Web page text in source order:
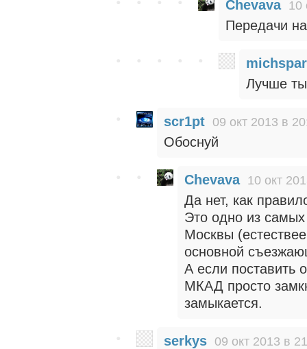
Chevava 10
Передачи
michspar
Лучше
scr1pt 09 окт 2013 в
Обоснуй
Chevava 10 окт
Да нет, как
Это одно из
Москвы
основной
А если поставить
МКАД просто
замыкается.
serkys 09 окт 2013 в